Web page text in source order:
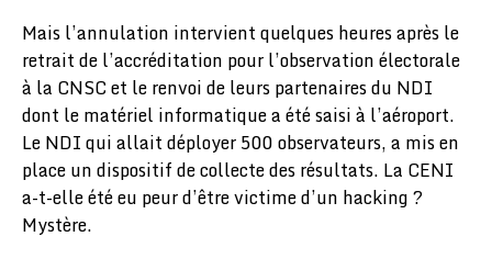
Mais l’annulation intervient quelques heures après le
retrait de l’accréditation pour l’observation électorale
à la CNSC et le renvoi de leurs partenaires du NDI
dont le matériel informatique a été saisi à l’aéroport.
Le NDI qui allait déployer 500 observateurs, a mis en
place un dispositif de collecte des résultats. La CENI
a-t-elle été eu peur d’être victime d’un hacking ?
Mystère.